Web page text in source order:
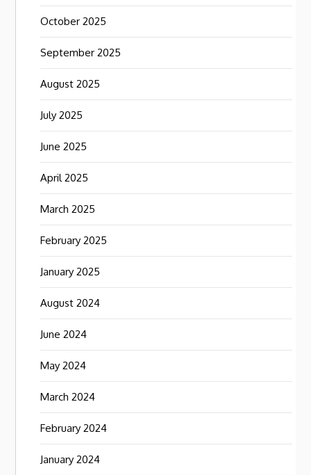
October 2025
September 2025
August 2025
July 2025
June 2025
April 2025
March 2025
February 2025
January 2025
August 2024
June 2024
May 2024
March 2024
February 2024
January 2024